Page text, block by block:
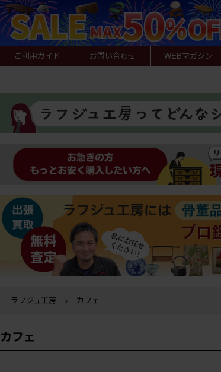
ご利用ガイド お問い合わせ WEBマガジン
ラフジュ工房 > カフェ
カフェ